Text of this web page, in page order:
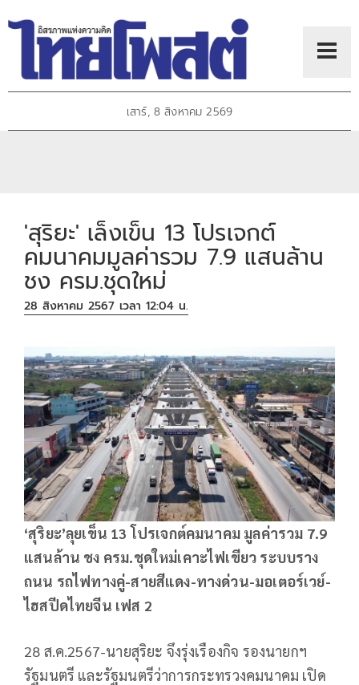
เสาร์, 8 สิงหาคม 2569
'สุริยะ' เล็งเข็น 13 โปรเจกต์
คมนาคมมูลค่ารวม 7.9 แสนล้าน
ชง ครม.ชุดใหม่
28 สิงหาคม 2567 เวลา 12:04 น.
‘สุริยะ’ลุยเข็น 13 โปรเจกต์คมนาคม มูลค่ารวม 7.9
แสนล้าน ชง ครม.ชุดใหม่เคาะไฟเขียว ระบบราง
ถนน รถไฟทางคู่-สายสีแดง-ทางด่วน-มอเตอร์เวย์-
ไฮสปีดไทยจีน เฟส 2
28 ส.ค.2567-นายสุริยะ จึงรุ่งเรืองกิจ รองนายกฯ
รัฐมนตรี และรัฐมนตรีว่าการกระทรวงคมนาคม เปิด